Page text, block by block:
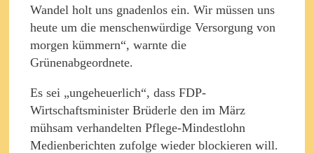
Wandel holt uns gnadenlos ein. Wir müssen uns
heute um die menschenwürdige Versorgung von
morgen kümmern“, warnte die
Grünenabgeordnete.
Es sei „ungeheuerlich“, dass FDP-
Wirtschaftsminister Brüderle den im März
mühsam verhandelten Pflege-Mindestlohn
Medienberichten zufolge wieder blockieren will.